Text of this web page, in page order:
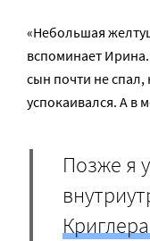
«Небольшая
вспоминает
сын почти не спал,
успокаивался. А в
Позже я